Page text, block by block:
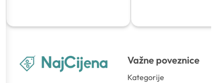
Važne poveznice
Kategorije